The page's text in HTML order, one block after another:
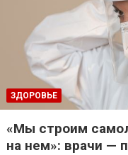
ЗДОРОВЬЕ
«Мы строим
на нем»: врачи —